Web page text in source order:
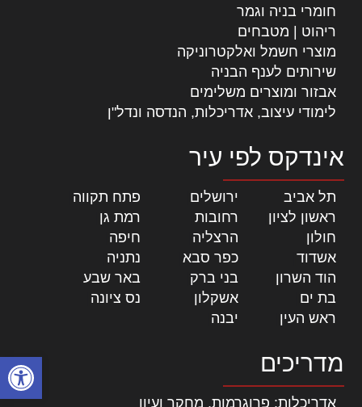
פתח
חומרי בניה וגמר
ריהוט | מטבחים
מוצרי חשמל ואלקטרוניקה
שירותים לענף הבניה
אבזור ומוצרים משלימים
לימודי עיצוב, אדריכלות, הנדסה ונדל"ן
אינדקס לפי עיר
תל אביב ירושלים פתח תקווה
ראשון לציון
רחובות רמת גן
חולון
הרצליה חיפה
אשדוד
כפר סבא נתניה
הוד השרון
בני ברק באר שבע
בת ים
אשקלון נס ציונה
ראש העין
יבנה
מדריכים
אדריכלות: פרוגרמות, מחקר ועיון